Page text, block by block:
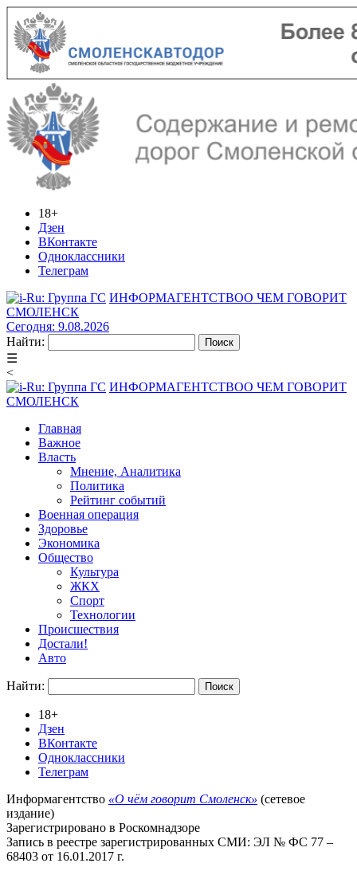
18+
Дзен
ВКонтакте
Одноклассники
Телеграм
ИНФОРМАГЕНТСТВОО ЧЕМ ГОВОРИТ
СМОЛЕНСК
Сегодня: 9.08.2026
Найти:
☰
<
ИНФОРМАГЕНТСТВОО ЧЕМ ГОВОРИТ
СМОЛЕНСК
Главная
Важное
Власть
Мнение, Аналитика
Политика
Рейтинг событий
Военная операция
Здоровье
Экономика
Общество
Культура
ЖКХ
Спорт
Технологии
Происшествия
Достали!
Авто
Найти:
18+
Дзен
ВКонтакте
Одноклассники
Телеграм
Информагентство «О чём говорит Смоленск» (сетевое
издание)
Зарегистрировано в Роскомнадзоре
Запись в реестре зарегистрированных СМИ: ЭЛ № ФС 77 –
68403 от 16.01.2017 г.